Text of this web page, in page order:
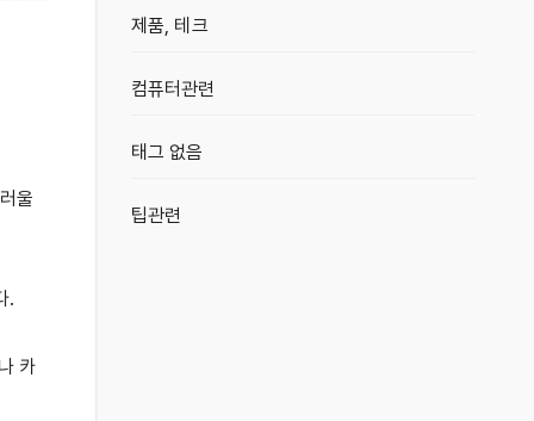
울
.
카
제품, 테크
컴퓨터관련
태그 없음
팁관련